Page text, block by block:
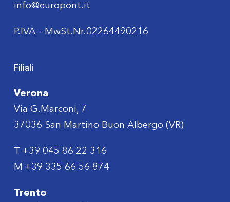
info@europont.it
P.IVA – MwSt.Nr.02264490216
Filiali
Verona
Via G.Marconi, 7
37036 San Martino Buon Albergo (VR)
+39 045 86 22 316
M +39 335 66 56 874
Trento